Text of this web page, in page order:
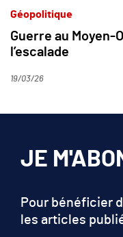
Géopolitique
Guerre au Moyen-
l’escalade
19/03/26
JE
Pour bénéficier
les articles